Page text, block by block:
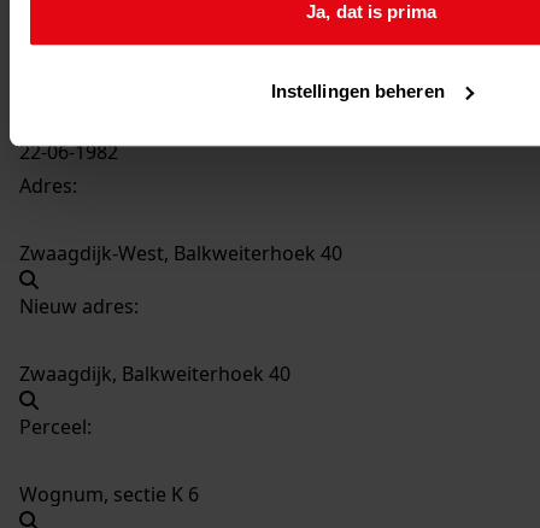
Ja, dat is prima
Instellingen beheren
Beschrijving:
Het plaatsen van een buitenportaal
22-06-1982
Adres:
Zwaagdijk-West, Balkweiterhoek 40
Nieuw adres:
Zwaagdijk, Balkweiterhoek 40
Perceel:
Wognum, sectie K 6